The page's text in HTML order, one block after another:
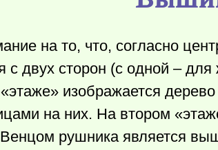
на то, что, согласно
двух сторон (с одной –
изображается
на них. На втором
рушника является